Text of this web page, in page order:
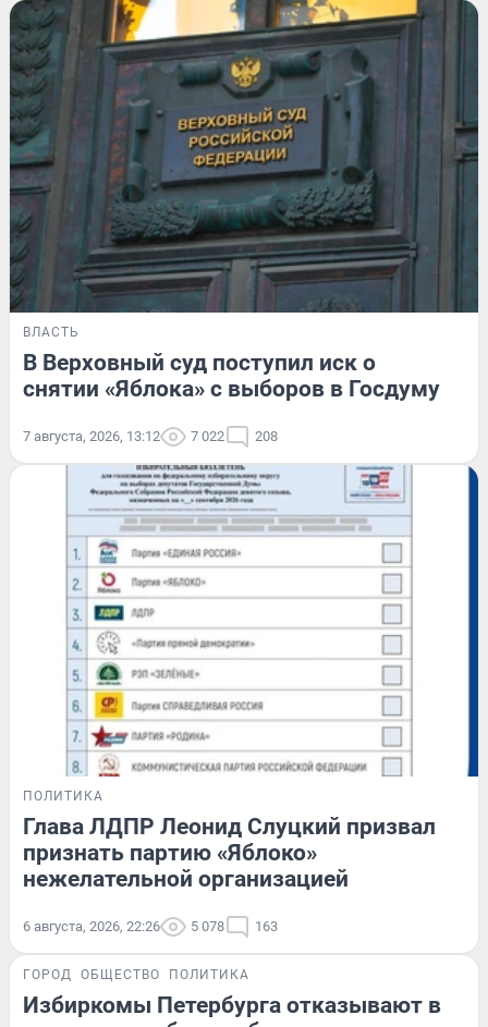
ВЛАСТЬ
В Верховный суд поступил иск о
снятии «Яблока» с выборов в Госдуму
7 августа, 2026, 13:12 7 022 208
ПОЛИТИКА
Глава ЛДПР Леонид Слуцкий призвал
признать партию «Яблоко»
нежелательной организацией
6 августа, 2026, 22:26 5 078 163
ГОРОД ОБЩЕСТВО ПОЛИТИКА
Избиркомы Петербурга отказывают в